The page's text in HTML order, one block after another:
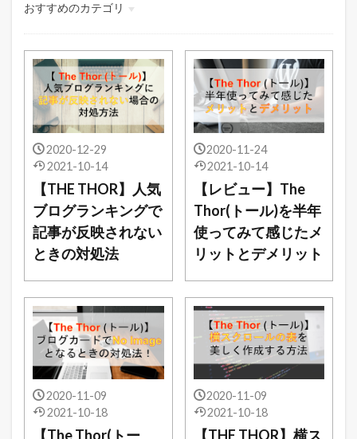
おすすめのカテゴリ
生活・ライフイベント
旅行・お出かけ
WordPress
2020-12-29
2021-10-14
【THE THOR】人気
ブログランキングで
記事が反映されない
ときの対処法
2020-11-24
2021-10-14
【レビュー】The
Thor(トール)を半年
使ってみて感じたメ
リットとデメリット
2020-11-09
2021-10-18
【The Thor(トー
2020-11-09
2021-10-18
【THE THOR】横ス